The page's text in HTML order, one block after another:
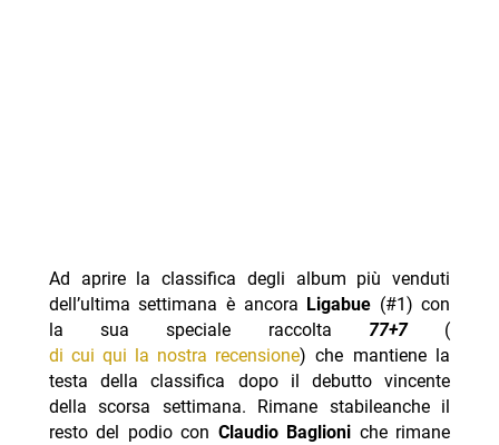
Ad aprire la classifica degli album più venduti
dell’ultima settimana è ancora Ligabue (#1) con
la sua speciale raccolta 77+7 (
di cui qui la nostra recensione) che mantiene la
testa della classifica dopo il debutto vincente
della scorsa settimana. Rimane stabileanche il
resto del podio con Claudio Baglioni che rimane